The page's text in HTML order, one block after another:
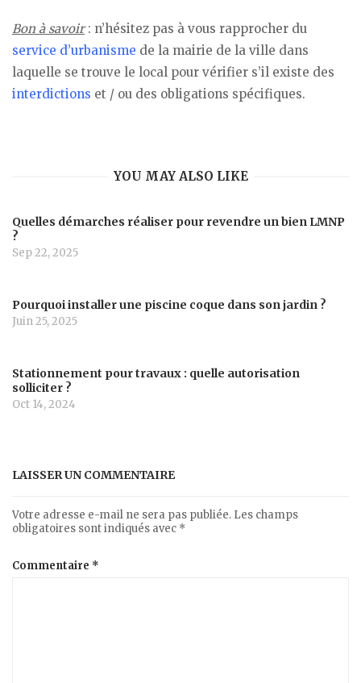
Bon à savoir: n’hésitez pas à vous rapprocher du
service d’urbanisme de la mairie de la ville dans
laquelle se trouve le local pour vérifier s’il existe des
interdictions et / ou des obligations spécifiques.
YOU MAY ALSO LIKE
Quelles démarches réaliser pour revendre un bien LMNP
?
Sep 22, 2025
Pourquoi installer une piscine coque dans son jardin ?
Juin 25, 2025
Stationnement pour travaux : quelle autorisation
solliciter ?
Oct 14, 2024
LAISSER UN COMMENTAIRE
Votre adresse e-mail ne sera pas publiée. Les champs
obligatoires sont indiqués avec *
Commentaire *